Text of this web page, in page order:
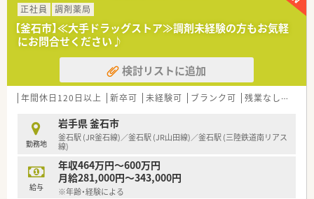
正社員
調剤薬局
【釜石市】≪大手ドラッグストア≫調剤未経験の方もお気軽
にお問合せください♪
検討リストに追加
年間休日120日以上 新卒可 未経験可 ブランク可 残業なし(ほぼなし含む)
勤務地
岩手県 釜石市
釜石駅 (JR釜石線)／釜石駅 (JR山田線)／釜石駅 (三陸鉄道南リアス
線)
給与
年収464万円～600万円
月給281,000円～343,000円
※年齢・経験による